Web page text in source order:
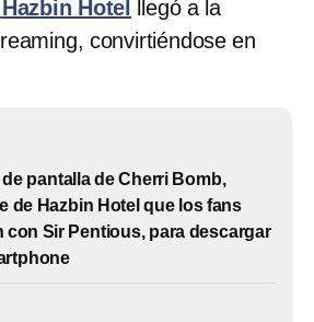
Hazbin Hotel
llegó a la
convirtiéndose en
pantalla de Cherri Bomb,
de Hazbin Hotel que los fans
con Sir Pentious, para descargar